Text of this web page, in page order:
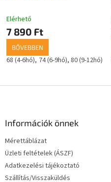
Elérhető
7 890 Ft
BŐVEBBEN
68 (4-6hó) 74 (6-9hó) 80 (9-12hó)
Információk önnek
Mérettáblázat
Üzleti feltételek (ÁSZF)
Adatkezelési tájékoztató
Szállítás/Visszaküldés